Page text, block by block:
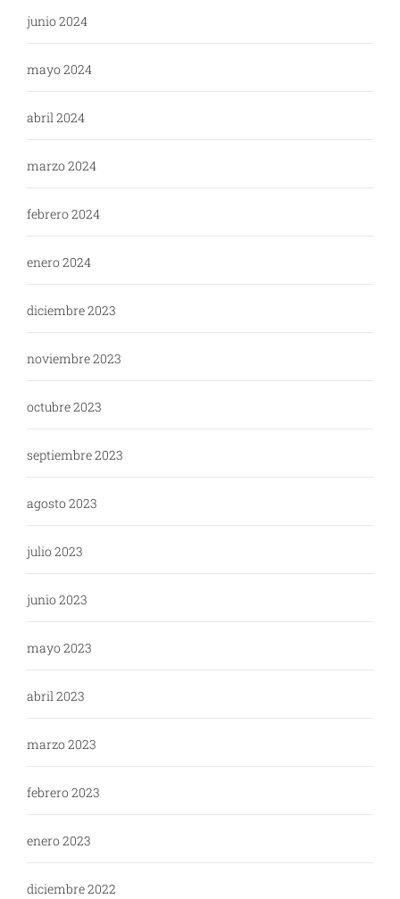
junio 2024
mayo 2024
abril 2024
marzo 2024
febrero 2024
enero 2024
diciembre 2023
noviembre 2023
octubre 2023
septiembre 2023
agosto 2023
julio 2023
junio 2023
mayo 2023
abril 2023
marzo 2023
febrero 2023
enero 2023
diciembre 2022